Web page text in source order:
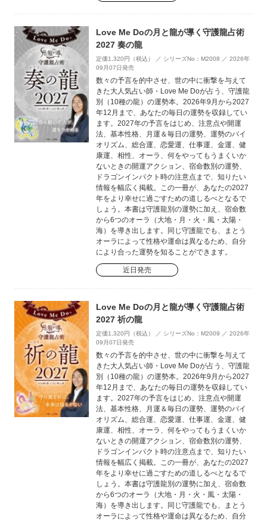
Love Me Doの月と龍が導く守護龍占術
2027 奏の龍
定価1,320円（税込） ／ シリーズNo：M2008 ／ 2026年
09月07日発売
数々の予言を的中させ、世の中に衝撃を与えて
きた大人気占い師・Love Me Doが占う、守護龍
別（10種の龍）の運勢本。2026年9月から2027
年12月まで、あなたの毎日の運勢を収録してい
ます。2027年の予言をはじめ、注意点や開運
法、基本性格、月運＆毎日の運勢、運勢のバイ
オリズム、総合運、恋愛運、仕事運、金運、健
康運、相性、オーラ、何をやってもうまくいか
ないときの開運アクション、宿命数別の運勢、
ドラゴンインパクト時の注意点まで、知りたい
情報を幅広く掲載。この一冊が、あなたの2027
年をより幸せに過ごすための道しるべとなるで
しょう。本書は守護龍別の運勢に加え、宿命数
から6つのオーラ（大地・月・火・風・太陽・
海）を導き出します。同じ守護龍でも、まとう
オーラによって性格や運命は異なるため、自分
により合った運勢を知ることができます。
近日発売
Love Me Doの月と龍が導く守護龍占術
2027 祈の龍
定価1,320円（税込） ／ シリーズNo：M2009 ／ 2026年
09月07日発売
数々の予言を的中させ、世の中に衝撃を与えて
きた大人気占い師・Love Me Doが占う、守護龍
別（10種の龍）の運勢本。2026年9月から2027
年12月まで、あなたの毎日の運勢を収録してい
ます。2027年の予言をはじめ、注意点や開運
法、基本性格、月運＆毎日の運勢、運勢のバイ
オリズム、総合運、恋愛運、仕事運、金運、健
康運、相性、オーラ、何をやってもうまくいか
ないときの開運アクション、宿命数別の運勢、
ドラゴンインパクト時の注意点まで、知りたい
情報を幅広く掲載。この一冊が、あなたの2027
年をより幸せに過ごすための道しるべとなるで
しょう。本書は守護龍別の運勢に加え、宿命数
から6つのオーラ（大地・月・火・風・太陽・
海）を導き出します。同じ守護龍でも、まとう
オーラによって性格や運命は異なるため、自分